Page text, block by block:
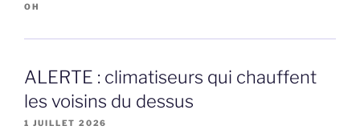
OH
ALERTE : climatiseurs qui chauffent
les voisins du dessus
1 JUILLET 2026